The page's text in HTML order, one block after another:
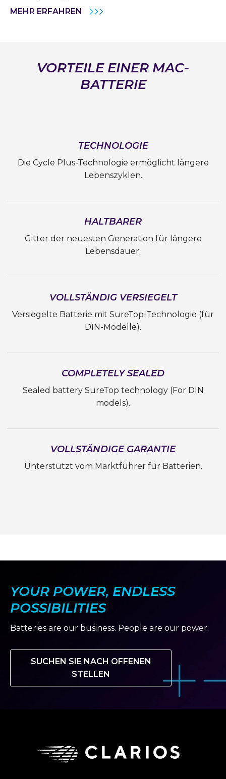
MEHR ERFAHREN
VORTEILE EINER MAC-
BATTERIE
TECHNOLOGIE
Die Cycle Plus-Technologie ermöglicht längere
Lebenszyklen.
HALTBARER
Gitter der neuesten Generation für längere
Lebensdauer.
VOLLSTÄNDIG VERSIEGELT
Versiegelte Batterie mit SureTop-Technologie (für
DIN-Modelle).
COMPLETELY SEALED
Sealed battery SureTop technology (For DIN
models).
VOLLSTÄNDIGE GARANTIE
Unterstützt vom Marktführer für Batterien.
YOUR POWER, ENDLESS
POSSIBILITIES
Batteries are our business. People are our power.
SUCHEN SIE NACH OFFENEN
STELLEN